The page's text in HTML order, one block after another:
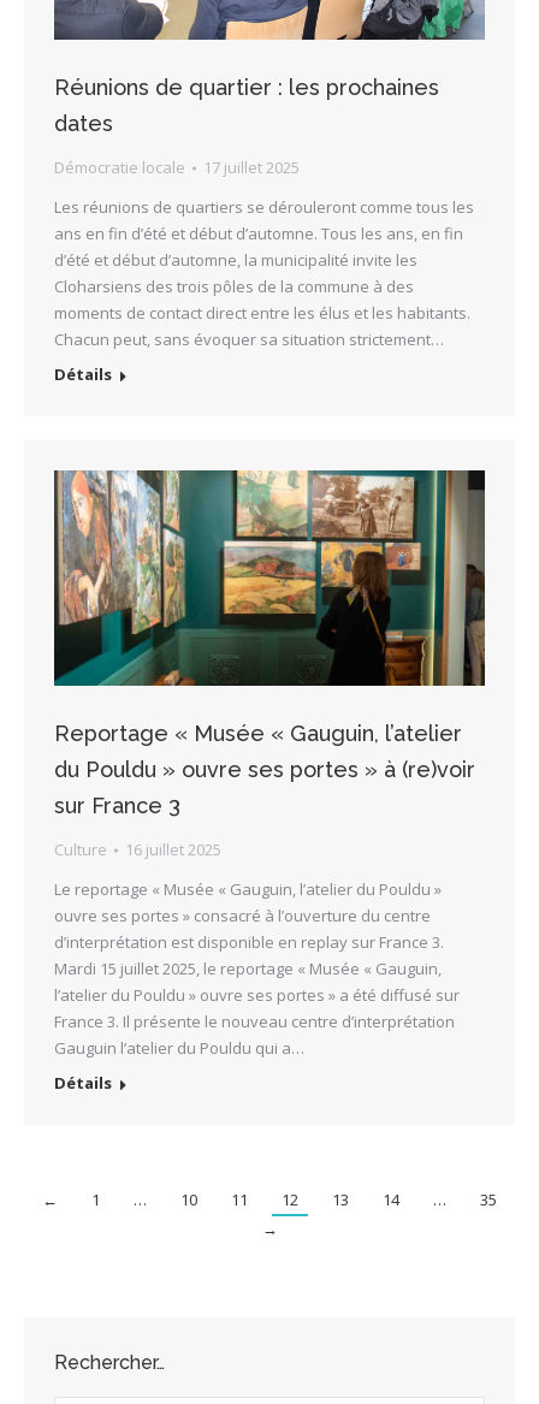
Réunions de quartier : les prochaines
dates
Démocratie locale
17 juillet 2025
Les réunions de quartiers se dérouleront comme tous les
ans en fin d’été et début d’automne. Tous les ans, en fin
d’été et début d’automne, la municipalité invite les
Cloharsiens des trois pôles de la commune à des
moments de contact direct entre les élus et les habitants.
Chacun peut, sans évoquer sa situation strictement…
Détails
Reportage « Musée « Gauguin, l’atelier
du Pouldu » ouvre ses portes » à (re)voir
sur France 3
Culture
16 juillet 2025
Le reportage « Musée « Gauguin, l’atelier du Pouldu »
ouvre ses portes » consacré à l’ouverture du centre
d’interprétation est disponible en replay sur France 3.
Mardi 15 juillet 2025, le reportage « Musée « Gauguin,
l’atelier du Pouldu » ouvre ses portes » a été diffusé sur
France 3. Il présente le nouveau centre d’interprétation
Gauguin l’atelier du Pouldu qui a…
Détails
← 1 … 10 11 12 13 14 …
35
→
Rechercher…